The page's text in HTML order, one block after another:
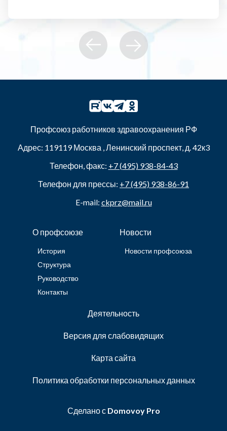
Профсоюз работников здравоохранения РФ
Адрес: 119119Москва ,Ленинский проспект, д. 42к3
Телефон, факс: +7 (495) 938-84-43
Телефон для прессы: +7 (495) 938-86-91
E-mail: ckprz@mail.ru
О профсоюзе
История
Структура
Руководство
Контакты
Новости
Новости профсоюза
Деятельность
Версия для слабовидящих
Карта сайта
Политика обработки персональных данных
Сделано с Domovoy Pro